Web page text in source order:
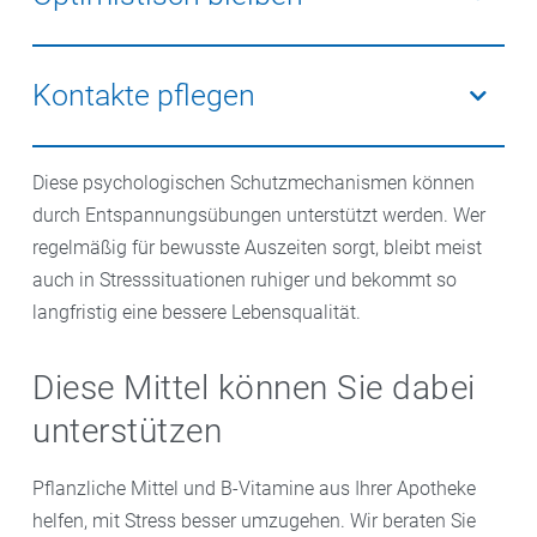
Situationen schneller ab. Menschen, die sich gegen
Veränderungen erst einmal wehren, fällt das schwerer.
Das funktioniert bei mir nicht? Das schaffe ich nie?
Mit dieser Haltung ist man zum Scheitern verurteilt.
Besser geht es mit einem gewissen Urvertrauen, dass
man gesetzte Ziele erreichen kann.
Kontakte pflegen
Menschen sind soziale Wesen. Die Zuwendung von
Familie, Freunden oder Gleichgesinnten hilft, schwere
Zeiten zu meistern. Manchen tut es gut, sich im
Verein zu engagieren, oder einfach zu telefonieren,
andere finden Unterstützung in einer
Selbsthilfegruppe. Auf jeden Fall sollte man bereit
Diese psychologischen Schutzmechanismen können
durch Entspannungsübungen unterstützt werden. Wer
regelmäßig für bewusste Auszeiten sorgt, bleibt meist
auch in Stresssituationen ruhiger und bekommt so
langfristig eine bessere Lebensqualität.
Diese Mittel können Sie dabei
unterstützen
Pflanzliche Mittel und B-Vitamine aus Ihrer Apotheke
helfen, mit Stress besser umzugehen. Wir beraten Sie